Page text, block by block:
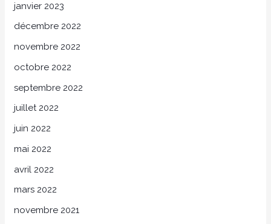
janvier 2023
décembre 2022
novembre 2022
octobre 2022
septembre 2022
juillet 2022
juin 2022
mai 2022
avril 2022
mars 2022
novembre 2021